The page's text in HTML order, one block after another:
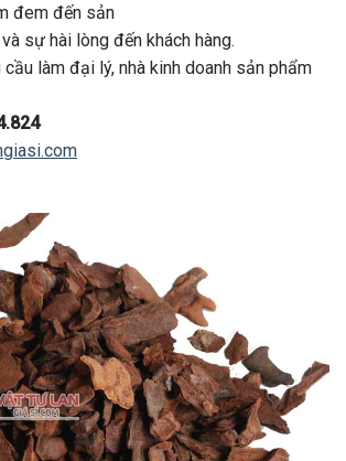
đem đến sản
sự hài lòng đến khách hàng.
cầu làm đại lý, nhà kinh doanh sản phẩm